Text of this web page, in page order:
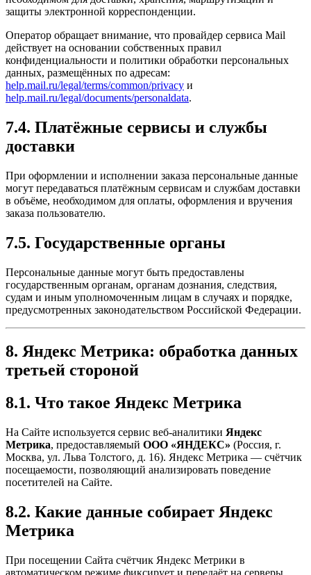
защиты электронной корреспонденции.
Оператор обращает внимание, что провайдер сервиса Mail
действует на основании собственных правил
конфиденциальности и политики обработки персональных
данных, размещённых по адресам:
help.mail.ru/legal/terms/common/privacy и
help.mail.ru/legal/documents/personaldata.
7.4. Платёжные сервисы и службы
доставки
При оформлении и исполнении заказа персональные данные
могут передаваться платёжным сервисам и службам доставки
в объёме, необходимом для оплаты, оформления и вручения
заказа пользователю.
7.5. Государственные органы
Персональные данные могут быть предоставлены
государственным органам, органам дознания, следствия,
судам и иным уполномоченным лицам в случаях и порядке,
предусмотренных законодательством Российской Федерации.
8. Яндекс Метрика: обработка данных
третьей стороной
8.1. Что такое Яндекс Метрика
На Сайте используется сервис веб-аналитики Яндекс
Метрика, предоставляемый ООО «ЯНДЕКС» (Россия, г.
Москва, ул. Льва Толстого, д. 16). Яндекс Метрика — счётчик
посещаемости, позволяющий анализировать поведение
посетителей на Сайте.
8.2. Какие данные собирает Яндекс
Метрика
При посещении Сайта счётчик Яндекс Метрики в